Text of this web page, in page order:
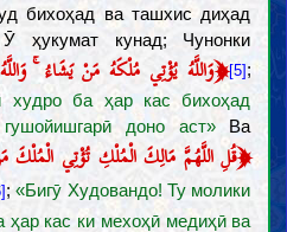
бихоҳад ва ташхис диҳад
ҳукумат кунад; Чунонки
﴿وَاللَّهُ يُؤْتِي مُلْكَهُ مَنْ يَشَاءُ [5] ;
худро ба ҳар кас бихоҳад
доно аст»Ва
﴿قُلِ اللَّهُمَّ مَالِكَ الْمُلْكِ تُؤْتِي الْمُلْكَ
;«Бигӯ Худовандо! Ту молики
ҳар кас ки мехоҳӣ медиҳӣ ва